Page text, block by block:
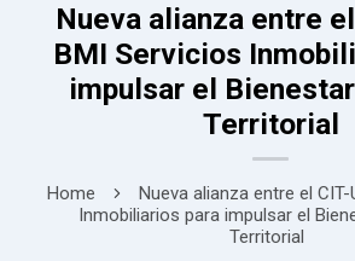
Nueva alianza entre
BMI Servicios
impulsar el
Territorial
Home
Nueva alianza entre el
Inmobiliarios para impulsar el
Territorial